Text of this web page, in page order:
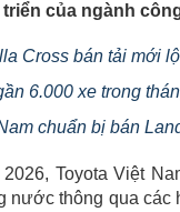
của ngành
Cross bán tải mới
6.000 xe trong
chuẩn bị bán
2026, Toyota Việt
nước thông qua các